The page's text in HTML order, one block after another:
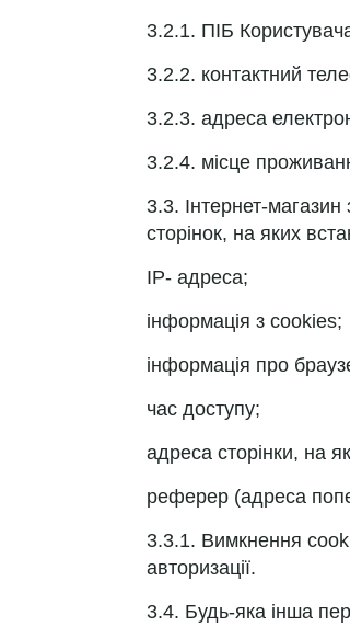
3.2.1. ПІБ
3.2.2. контактний
3.2.3. адреса
3.2.4. місце
3.3. Інтернет-
сторінок, на яких
IP- адреса;
інформація з cookies;
інформація про
час доступу;
адреса сторінки, на
реферер (адреса
3.3.1. Вимкнення
авторизації.
3.4. Будь-яка інша